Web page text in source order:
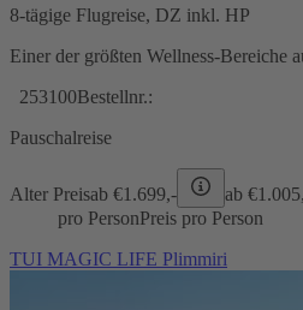
8-tägige Flugreise, DZ inkl. HP
Einer der größten Wellness-Bereiche
253100Bestellnr.:
Pauschalreise
Alter Preisab €1.699,- ab €
pro PersonPreis pro Person
TUI MAGIC LIFE Plimmiri